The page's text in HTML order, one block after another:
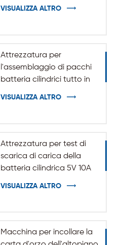
VISUALIZZA ALTRO
Attrezzatura per
l'assemblaggio di pacchi
batteria cilindrici tutto in
VISUALIZZA ALTRO
Attrezzatura per test di
scarica di carica della
batteria cilindrica 5V 10A
VISUALIZZA ALTRO
Macchina per incollare la